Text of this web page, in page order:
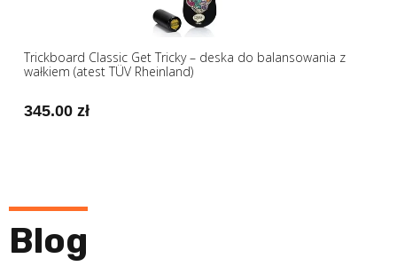
Trickboard Classic Get Tricky – deska do balansowania z
wałkiem (atest TÜV Rheinland)
345.00 zł
Blog